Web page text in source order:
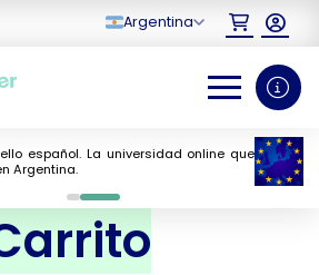
Argentina
español. La universidad online que
Argentina.
0 1
Tu
más información